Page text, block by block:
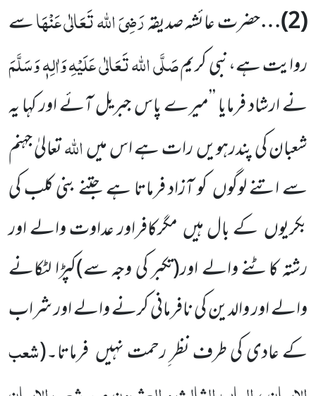
(
2
)…حضرت عائشہ صدیقہرَضِیَ اللہ تَعَالٰی عَنْہَاسے
روایت ہے،نبی کریمصَلَّی اللہ تَعَالٰی عَلَیْہِ وَاٰلِہٖ وَسَلَّمَ
نے ارشاد فرمایا ’’میرے پاس جبریل آئے اور کہا یہ
شعبان کی پندرہویںرات ہے اس میںاللہتعالیٰ جہنم
سے اتنے لوگوںکو آزاد فرماتا ہے جتنے بنی کلب کی
بکریوں کے بال ہیںمگرکافراور عداوت والے اور
رشتہ کاٹنے والے اور(تکبر کی وجہ سے)کپڑا لٹکانے
والے اور والدین کی نافرمانی کرنے والے اور شراب
کے عادی کی طرف نظر ِرحمت نہیں فرماتا۔(شعب